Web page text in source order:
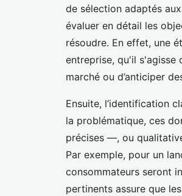
de sélection adaptés
évaluer en détail les
résoudre. En effet, une
entreprise, qu'il s'agisse
marché ou d’anticiper
Ensuite, l’identification
la problématique, ces
précises —, ou
Par exemple, pour un
consommateurs seront
pertinents assure que